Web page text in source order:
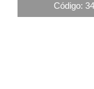
Código: